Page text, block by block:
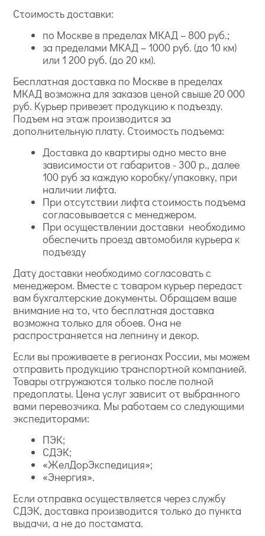
Стоимость доставки:
по Москве в пределах МКАД – 800 руб.;
за пределами МКАД – 1000 руб. (до 10 км)
или 1 200 руб. (до 20 км).
Бесплатная доставка по Москве в пределах
МКАД возможна для заказов ценой свыше 20 000
руб. Курьер привезет продукцию к подъезду.
Подъем на этаж производится за
дополнительную плату. Стоимость подъема:
Доставка до квартиры одно место вне
зависимости от габаритов - 300 р., далее
100 руб за каждую коробку/упаковку, при
наличии лифта.
При отсутствии лифта стоимость подъема
согласовывается с менеджером.
При осуществлении доставки необходимо
обеспечить проезд автомобиля курьера к
подъезду
Дату доставки необходимо согласовать с
менеджером. Вместе с товаром курьер передаст
вам бухгалтерские документы. Обращаем ваше
внимание на то, что бесплатная доставка
возможна только для обоев. Она не
распространяется на лепнину и декор.
Если вы проживаете в регионах России, мы можем
отправить продукцию транспортной компанией.
Товары отгружаются только после полной
предоплаты. Цена услуг зависит от выбранного
вами перевозчика. Мы работаем со следующими
экспедиторами:
ПЭК;
СДЭК;
«ЖелДорЭкспедиция»;
«Энергия».
Если отправка осуществляется через службу
СДЭК, доставка производится только до пункта
выдачи, а не до постамата.